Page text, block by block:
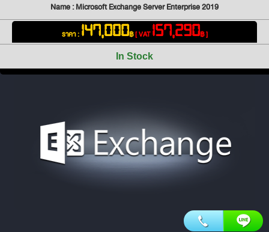
Name : Microsoft Exchange Server Enterprise 2019
ราคา : 147,000฿[ VAT157,290฿ ]
In Stock